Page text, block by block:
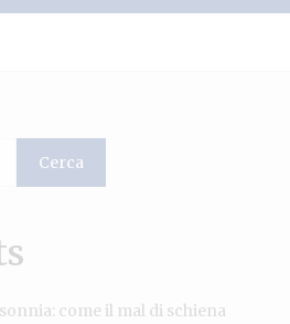
Cerca
come il mal di schiena